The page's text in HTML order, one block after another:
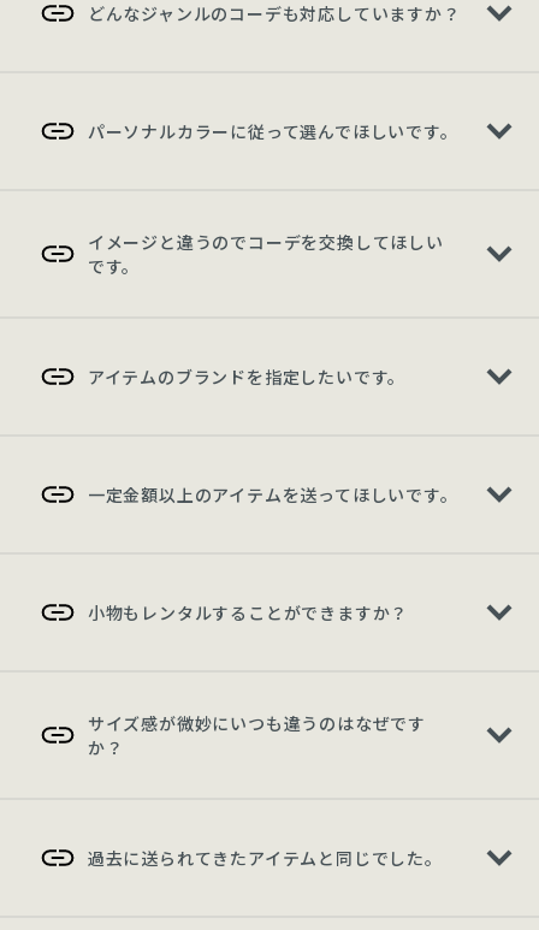
どんなジャンルのコーデも対応していますか？
パーソナルカラーに従って選んでほしいです。
イメージと違うのでコーデを交換してほしい
です。
アイテムのブランドを指定したいです。
一定金額以上のアイテムを送ってほしいです。
小物もレンタルすることができますか？
サイズ感が微妙にいつも違うのはなぜです
か？
過去に送られてきたアイテムと同じでした。